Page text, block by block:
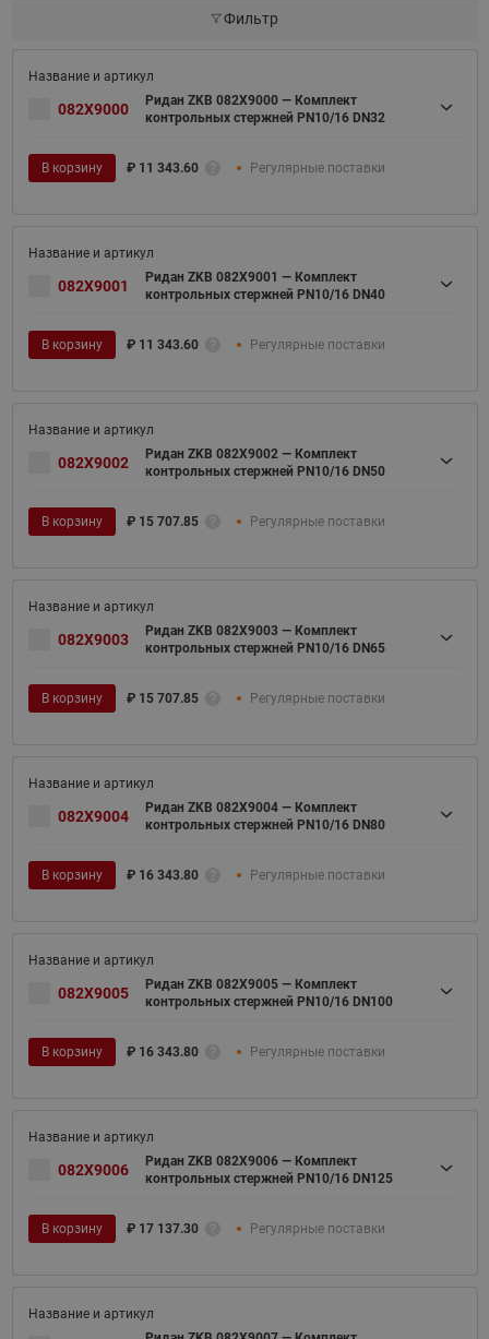
Фильтр
082X9000
Ридан ZKB 082X9000 — Комплект
контрольных стержней PN10/16 DN32
В корзину ₽ 11 343.60 Регулярные поставки
082X9001
Ридан ZKB 082X9001 — Комплект
контрольных стержней PN10/16 DN40
В корзину ₽ 11 343.60 Регулярные поставки
082X9002
Ридан ZKB 082X9002 — Комплект
контрольных стержней PN10/16 DN50
В корзину ₽ 15 707.85 Регулярные поставки
082X9003
Ридан ZKB 082X9003 — Комплект
контрольных стержней PN10/16 DN65
В корзину ₽ 15 707.85 Регулярные поставки
082X9004
Ридан ZKB 082X9004 — Комплект
контрольных стержней PN10/16 DN80
В корзину ₽ 16 343.80 Регулярные поставки
082X9005
Ридан ZKB 082X9005 — Комплект
контрольных стержней PN10/16 DN100
В корзину ₽ 16 343.80 Регулярные поставки
082X9006
Ридан ZKB 082X9006 — Комплект
контрольных стержней PN10/16 DN125
В корзину ₽ 17 137.30 Регулярные поставки